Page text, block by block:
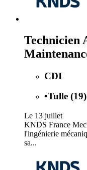
Technicien
CDI
•Tulle (19)
Le 13 juillet
KNDS France
l'ingénierie
sa...